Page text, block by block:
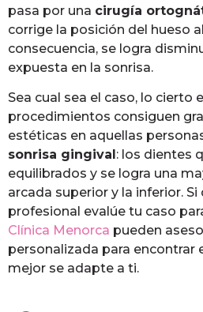
pasa por una cirugía
corrige la posición del hueso
consecuencia, se logra
expuesta en la sonrisa.
Sea cual sea el caso, lo cierto
procedimientos consiguen
estéticas en aquellas
sonrisa gingival: los dientes
equilibrados y se logra una
arcada superior y la inferior. Si
profesional evalúe tu caso
Clínica Menorca pueden
personalizada para encontrar
mejor se adapte a ti.